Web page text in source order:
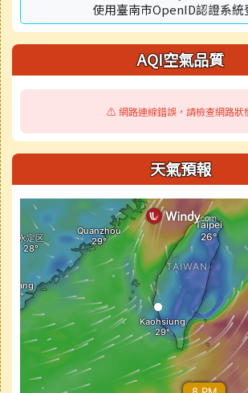
使用臺南市OpenID認證系統
AQI空氣品質
⚠️ 網路連線錯誤，請檢查網路狀
天氣預報